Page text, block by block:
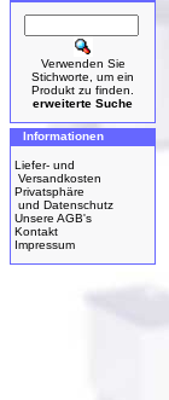
Verwenden Sie
Stichworte, um ein
Produkt zu finden.
erweiterte Suche
Informationen
Liefer- und
Versandkosten
Privatsphäre
und Datenschutz
Unsere AGB's
Kontakt
Impressum